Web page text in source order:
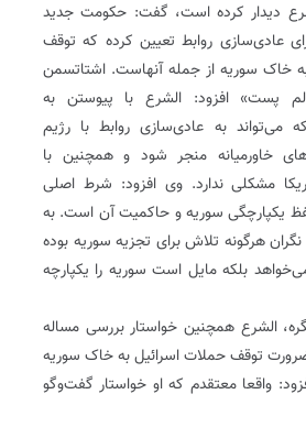
دیدار کرده است، گفت: حکومت جدید
عادی‌سازی روابط تعیین کرده که توقف
خاک سوریه از جمله آنهاست. اشتاتسمن
پست» افزود: الشرع با پیوستن به
که می‌تواند به عادی‌سازی روابط با رژیم
خاورمیانه منجر شود و همچنین با
مشکلی ندارد. وی افزود: شرط اصلی
یکپارچگی سوریه و حاکمیت آن است. به
هرگونه تلاش برای تجزیه سوریه بوده
بلکه مایل است سوریه را یکپارچه
الشرع همچنین خواستار بررسی مساله
توقف حملات اسرائیل به خاک سوریه
واقعا معتقدم که او خواستار گفت‌وگو